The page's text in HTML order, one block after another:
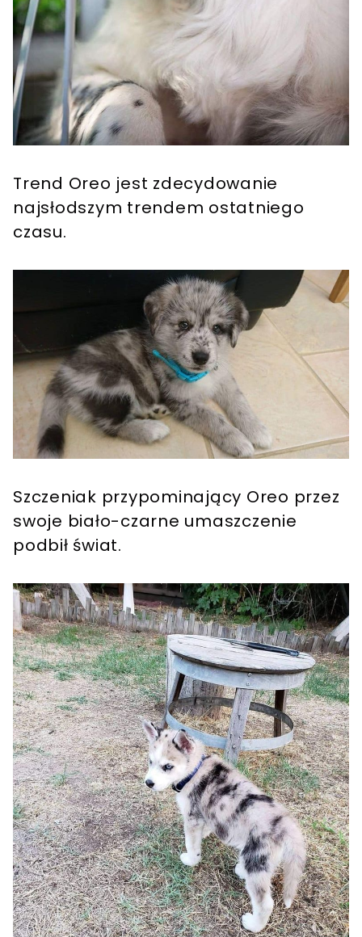
Trend Oreo jest zdecydowanie
najsłodszym trendem ostatniego
czasu.
Szczeniak przypominający Oreo przez
swoje biało-czarne umaszczenie
podbił świat.